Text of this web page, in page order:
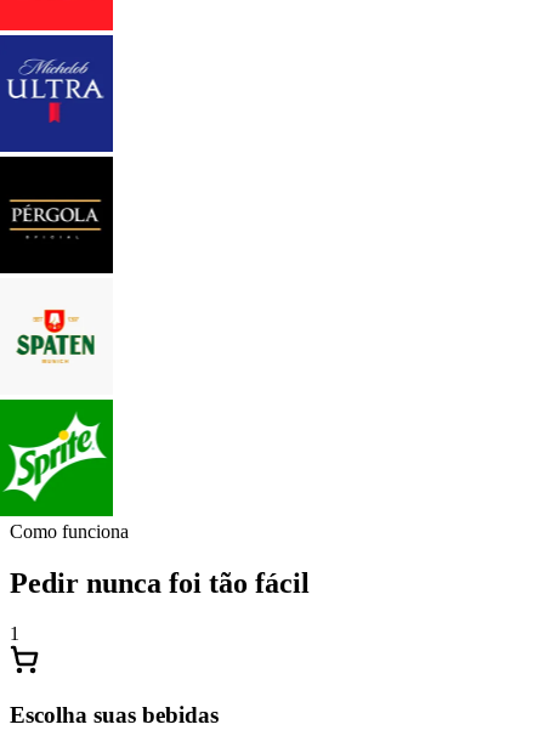
Como funciona
Pedir nunca foi tão fácil
1
Escolha suas bebidas